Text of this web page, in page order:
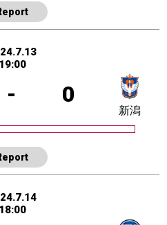
19:00
- 0
新潟
18:00